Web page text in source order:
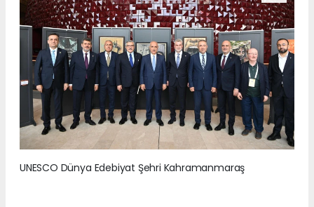
UNESCO Dünya Edebiyat Şehri Kahramanmaraş